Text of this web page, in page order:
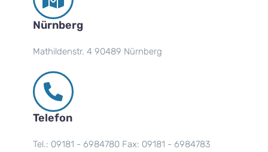
Nürnberg
Mathildenstr. 4 90489 Nürnberg
Telefon
Tel.: 09181 - 6984780 Fax: 09181 - 6984783